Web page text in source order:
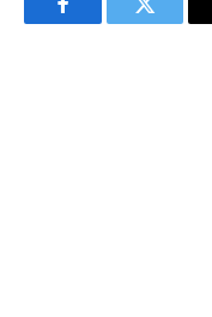
FacebookTwitter